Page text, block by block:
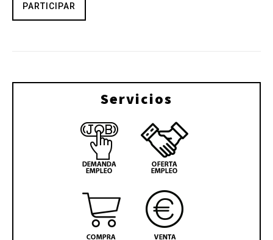
PARTICIPAR
Servicios